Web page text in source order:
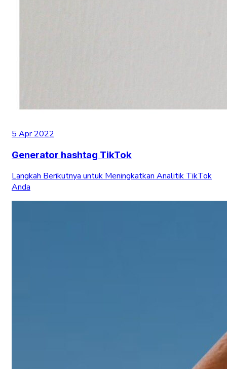
5 Apr 2022
Generator hashtag TikTok
Langkah Berikutnya untuk Meningkatkan Analitik TikTok
Anda